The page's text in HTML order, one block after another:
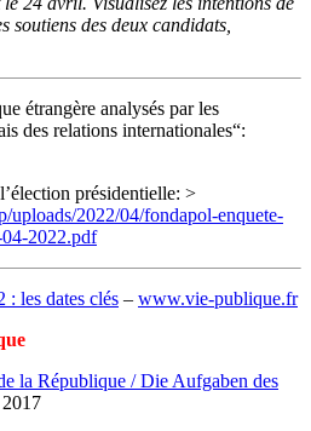
soutiens des deux candidats,
étrangère analysés par les
des relations internationales“:
présidentielle: >
2022/04/fondapol-enquete-
04-2022.pdf
: les dates clés – www.vie-publique.fr
la République / Die Aufgaben des